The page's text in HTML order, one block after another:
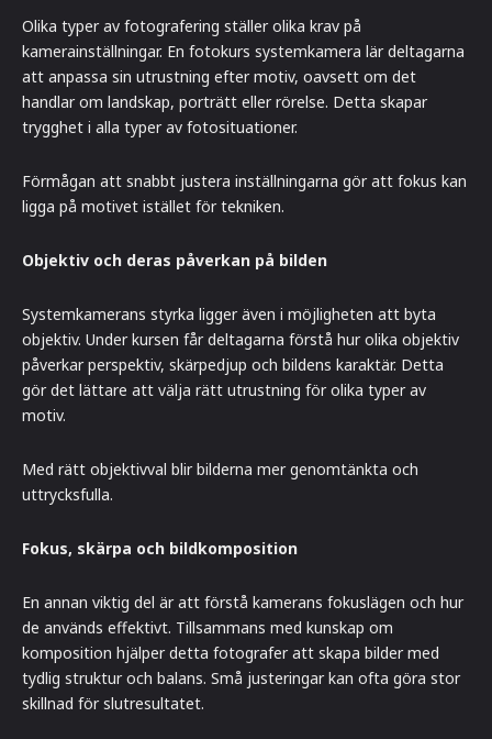
Olika typer av fotografering ställer olika krav på
kamerainställningar. En fotokurs systemkamera lär deltagarna
att anpassa sin utrustning efter motiv, oavsett om det
handlar om landskap, porträtt eller rörelse. Detta skapar
trygghet i alla typer av fotosituationer.
Förmågan att snabbt justera inställningarna gör att fokus kan
ligga på motivet istället för tekniken.
Objektiv och deras påverkan på bilden
Systemkamerans styrka ligger även i möjligheten att byta
objektiv. Under kursen får deltagarna förstå hur olika objektiv
påverkar perspektiv, skärpedjup och bildens karaktär. Detta
gör det lättare att välja rätt utrustning för olika typer av
motiv.
Med rätt objektivval blir bilderna mer genomtänkta och
uttrycksfulla.
Fokus, skärpa och bildkomposition
En annan viktig del är att förstå kamerans fokuslägen och hur
de används effektivt. Tillsammans med kunskap om
komposition hjälper detta fotografer att skapa bilder med
tydlig struktur och balans. Små justeringar kan ofta göra stor
skillnad för slutresultatet.